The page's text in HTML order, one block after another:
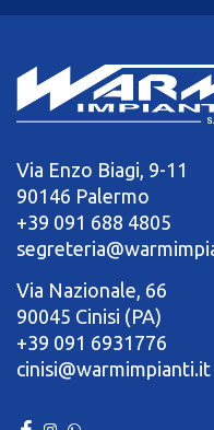
Via Enzo Biagi, 9-11
90146 Palermo
+39 091 688 4805
Via Nazionale, 66
90045 Cinisi (PA)
+39 091 6931776
cinisi@warmimpianti.it